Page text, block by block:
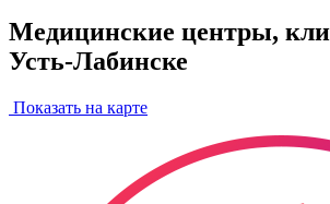
Медицинские центры,
Усть-Лабинске
Показать на карте